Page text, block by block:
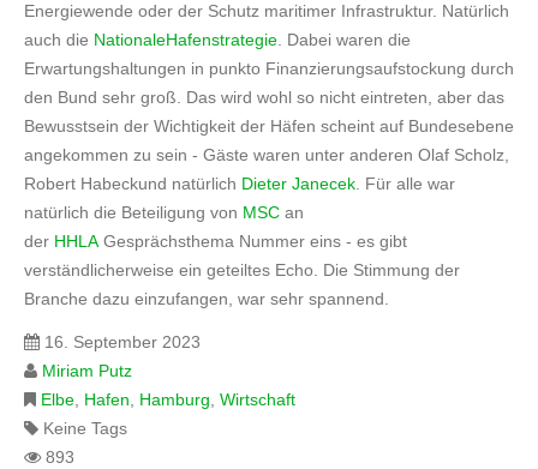
Energiewende oder der Schutz maritimer Infrastruktur. Natürlich
auch die NationaleHafenstrategie. Dabei waren die
Erwartungshaltungen in punkto Finanzierungsaufstockung durch
den Bund sehr groß. Das wird wohl so nicht eintreten, aber das
Bewusstsein der Wichtigkeit der Häfen scheint auf Bundesebene
angekommen zu sein - Gäste waren unter anderen Olaf Scholz,
Robert Habeckund natürlich Dieter Janecek. Für alle war
natürlich die Beteiligung von MSC an
der HHLAGesprächsthema Nummer eins - es gibt
verständlicherweise ein geteiltes Echo. Die Stimmung der
Branche dazu einzufangen, war sehr spannend.
16. September 2023
Miriam Putz
Elbe, Hafen, Hamburg, Wirtschaft
Keine Tags
893